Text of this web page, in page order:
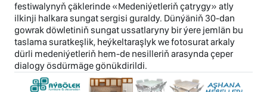
festiwalynyň çäklerinde «Medeniýetleriň çatrygy» atly
ilkinji halkara sungat sergisi guraldy. Dünýäniň 30-dan
gowrak döwletiniň sungat ussatlaryny bir ýere jemlän bu
taslama suratkeşlik, heýkeltaraşlyk we fotosurat arkaly
dürli medeniýetleriň hem-de nesilleriň arasynda çeper
dialogy ösdürmäge gönükdirildi.